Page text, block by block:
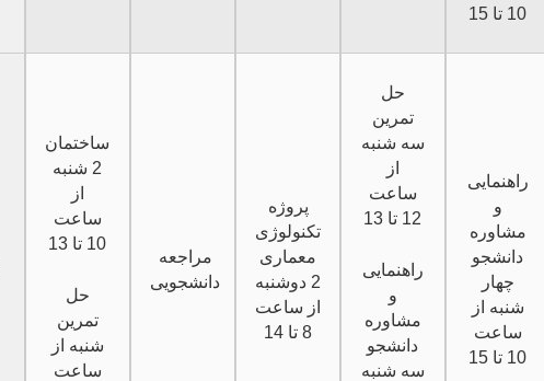
10 تا 15
ساختمان
2 شنبه
از
ساعت
10 تا 13
حل
تمرین
شنبه از
ساعت
مراجعه
دانشجویی
پروژه
تکنولوژی
معماری
2 دوشنبه
از ساعت
8 تا 14
حل
تمرین
سه شنبه
از
ساعت
12 تا 13
راهنمایی
و
مشاوره
دانشجو
سه شنبه
راهنمایی
و
مشاوره
دانشجو
چهار
شنبه از
ساعت
10 تا 15